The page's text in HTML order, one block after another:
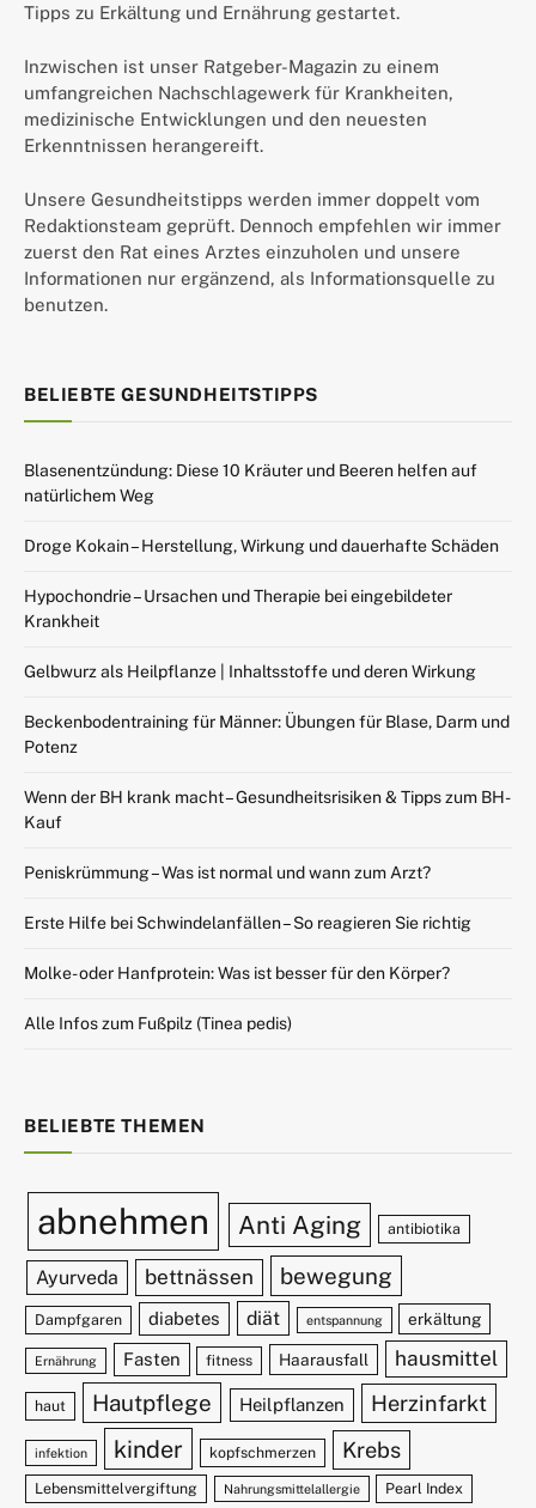
Tipps zu Erkältung und Ernährung gestartet.
Inzwischen ist unser Ratgeber-Magazin zu einem
umfangreichen Nachschlagewerk für Krankheiten,
medizinische Entwicklungen und den neuesten
Erkenntnissen herangereift.
Unsere Gesundheitstipps werden immer doppelt vom
Redaktionsteam geprüft. Dennoch empfehlen wir immer
zuerst den Rat eines Arztes einzuholen und unsere
Informationen nur ergänzend, als Informationsquelle zu
benutzen.
BELIEBTE GESUNDHEITSTIPPS
Blasenentzündung: Diese 10 Kräuter und Beeren helfen auf
natürlichem Weg
Droge Kokain – Herstellung, Wirkung und dauerhafte Schäden
Hypochondrie – Ursachen und Therapie bei eingebildeter
Krankheit
Gelbwurz als Heilpflanze | Inhaltsstoffe und deren Wirkung
Beckenbodentraining für Männer: Übungen für Blase, Darm und
Potenz
Wenn der BH krank macht – Gesundheitsrisiken & Tipps zum BH-
Kauf
Peniskrümmung – Was ist normal und wann zum Arzt?
Erste Hilfe bei Schwindelanfällen – So reagieren Sie richtig
Molke- oder Hanfprotein: Was ist besser für den Körper?
Alle Infos zum Fußpilz (Tinea pedis)
BELIEBTE THEMEN
abnehmen Anti Aging antibiotika
Ayurveda bettnässen bewegung
Dampfgaren diabetes diät entspannung erkältung
Ernährung Fasten fitness Haarausfall hausmittel
haut Hautpflege Heilpflanzen Herzinfarkt
infektion kinder kopfschmerzen Krebs
Lebensmittelvergiftung Nahrungsmittelallergie Pearl Index